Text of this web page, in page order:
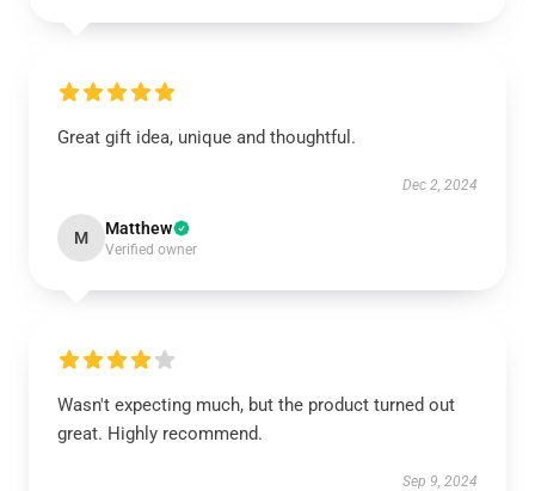
Great gift idea, unique and thoughtful.
Dec 2, 2024
M Matthew
Verified owner
Wasn't expecting much, but the product turned out
great. Highly recommend.
Sep 9, 2024